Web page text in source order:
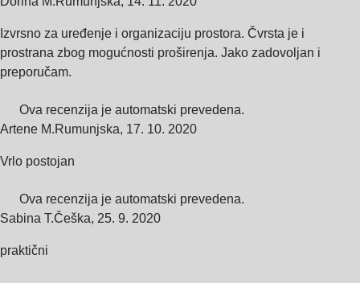
Izvrsno za uređenje i organizaciju prostora. Čvrsta je i
prostrana zbog mogućnosti proširenja. Jako zadovoljan i
preporučam.
Ova recenzija je automatski prevedena.
Artene M.Rumunjska, 17. 10. 2020
Vrlo postojan
Ova recenzija je automatski prevedena.
Sabina T.Češka, 25. 9. 2020
praktični